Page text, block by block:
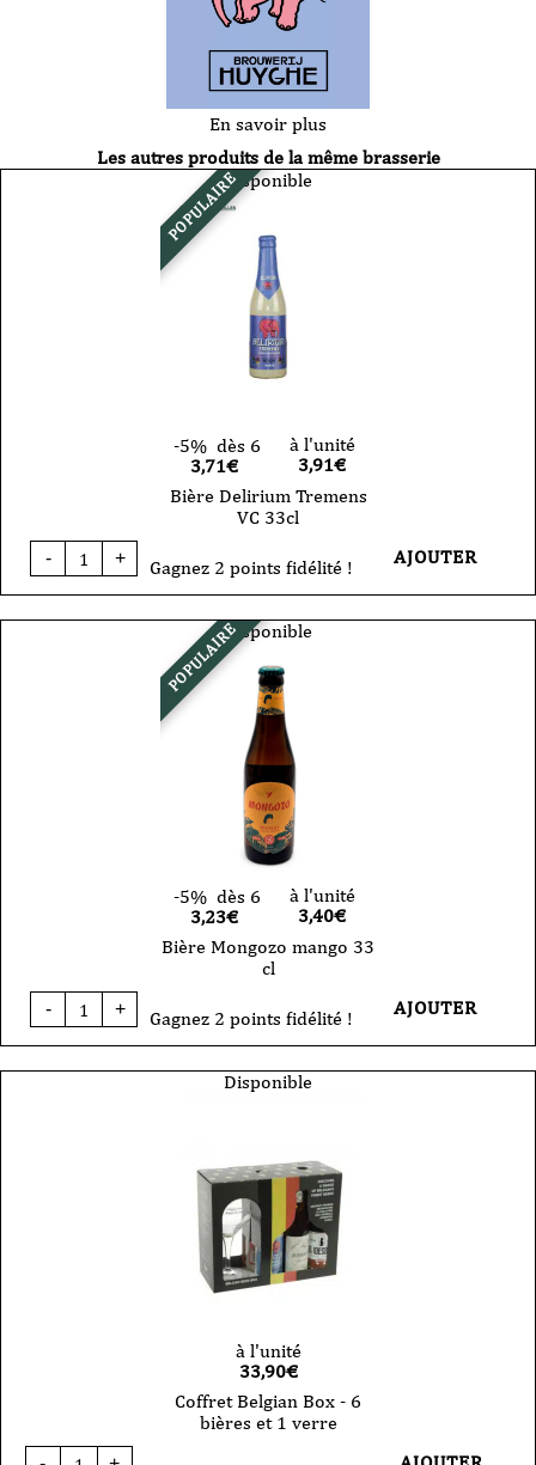
En savoir plus
Les autres produits de la même brasserie
POPULAIREDisponible
-5% dès 6
3,71€
à l'unité
3,91€
Bière Delirium Tremens
VC 33cl
-
quantité
de
Tremens
+ Gagnez 2 points fidélité ! AJOUTER
POPULAIREDisponible
-5% dès 6
3,23€
à l'unité
3,40€
Bière Mongozo mango 33
cl
-
quantité
de
mango
+ Gagnez 2 points fidélité ! AJOUTER
Disponible
à l'unité
33,90€
Coffret Belgian Box - 6
bières et 1 verre
quantité